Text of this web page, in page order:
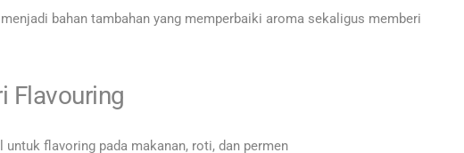
bahan tambahan yang memperbaiki aroma sekaligus memberi
Flavouring